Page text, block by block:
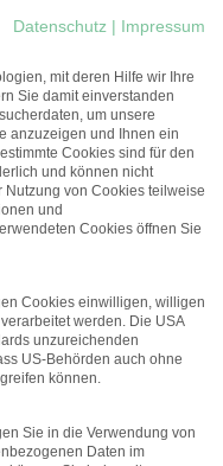
die
Datenschutz
Impressum
mit deren Hilfe wir Ihre
Sie damit einverstanden
um unsere
anzuzeigen und Ihnen ein
Cookies sind für den
und können nicht
von Cookies teilweise
und
Cookies öffnen Sie
Cookies einwilligen, willigen
werden. Die USA
unzureichenden
US-Behörden auch ohne
können.
Sie in die Verwendung von
Daten im